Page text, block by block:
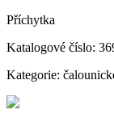
Příchytka
Katalogové číslo:
Kategorie: